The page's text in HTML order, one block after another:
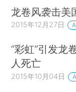
龙卷风袭击美
2015年12月27日
“彩虹”引发龙
人死亡
2015年10月04日